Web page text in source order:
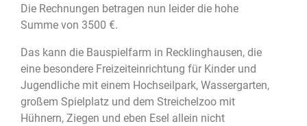
Die Rechnungen betragen nun leider die hohe
Summe von 3500 €.
Das kann die Bauspielfarm in Recklinghausen, die
eine besondere Freizeiteinrichtung für Kinder und
Jugendliche mit einem Hochseilpark, Wassergarten,
großem Spielplatz und dem Streichelzoo mit
Hühnern, Ziegen und eben Esel allein nicht